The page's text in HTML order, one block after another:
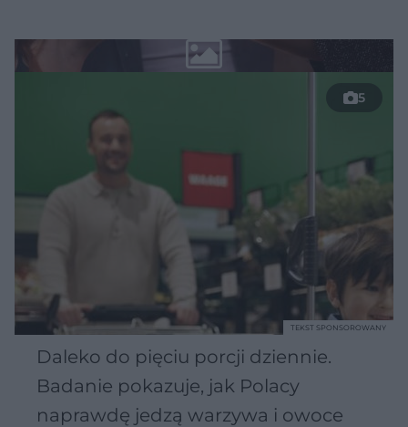
5
Daleko do pięciu porcji dziennie.
Badanie pokazuje, jak Polacy
naprawdę jedzą warzywa i owoce
TEKST SPONSOROWANY